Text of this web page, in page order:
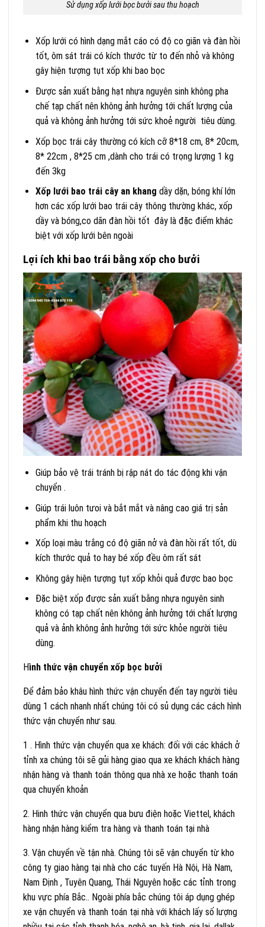
Sử dụng xốp lưới bọc bưởi sau thu hoạch
Xốp lưới có hình dạng mắt cáo có độ co giãn và đàn hồi
tốt, ôm sát trái có kích thước từ to đến nhỏ và không
gây hiện tượng tụt xốp khi bao bọc
Được sản xuất bằng hạt nhựa nguyên sinh không pha
chế tạp chất nên không ảnh hưởng tới chất lượng của
quả và không ảnh hưởng tới sức khoẻ người tiêu dùng.
Xốp bọc trái cây thường có kích cỡ 8*18 cm, 8* 20cm,
8* 22cm , 8*25 cm ,dành cho trái có trọng lượng 1 kg
đến 3kg
Xốp lưới bao trái cây an khang dầy dặn, bóng khí lớn
hơn các xốp lưới bao trái cây thông thường khác, xốp
dầy và bóng,co dãn đàn hồi tốt đây là đặc điểm khác
biệt với xốp lưới bên ngoài
Lợi ích khi bao trái bằng xốp cho bưởi
Giúp bảo vệ trái tránh bị rập nát do tác động khi vận
chuyển .
Giúp trái luôn tưoi và bắt mắt và nâng cao giá trị sản
phẩm khi thu hoạch
Xốp loại màu trắng có độ giãn nở và đàn hồi rất tốt, dù
kích thước quả to hay bé xốp đều ôm rất sát
Không gây hiện tượng tụt xốp khỏi quả được bao bọc
Đặc biệt xốp được sản xuất bằng nhựa nguyên sinh
không có tạp chất nên không ảnh hưởng tới chất lượng
quả và ảnh không ảnh hưởng tới sức khỏe người tiêu
dùng.
Hình thức vận chuyển xốp bọc bưởi
Để đảm bảo khâu hình thức vận chuyển đến tay người tiêu
dùng 1 cách nhanh nhất chúng tôi có sủ dụng các cách hình
thức vận chuyển như sau.
1 . Hình thức vận chuyển qua xe khách: đối với các khách ở
tỉnh xa chúng tôi sẽ gủi hàng giao qua xe khách khách hàng
nhận hàng và thanh toán thông qua nhà xe hoặc thanh toán
qua chuyển khoản
2. Hinh thức vận chuyển qua bưu điện hoặc Viettel, khách
hàng nhận hàng kiểm tra hàng và thanh toán tại nhà
3. Vận chuyển về tận nhà. Chúng tôi sẽ vận chuyển từ kho
công ty giao hàng tại nhà cho các tuyến Hà Nội, Hà Nam,
Nam Định , Tuyên Quang, Thái Nguyên hoặc các tỉnh trong
khu vực phía Bắc.. Ngoài phía bắc chúng tôi áp dụng ghép
xe vận chuyển và thanh toán tại nhà với khách lấy số lượng